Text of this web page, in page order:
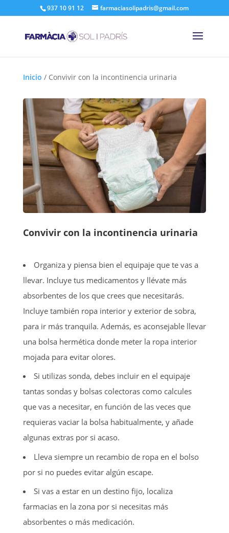
937 10 91 12 farmaciasolipadris@gmail.com
Inicio / Convivir con la incontinencia urinaria
Convivir con la incontinencia urinaria
Organiza y piensa bien el equipaje que te vas a
llevar. Incluye tus medicamentos y llévate más
absorbentes de los que crees que necesitarás.
Incluye también ropa interior y exterior de sobra,
para ir más tranquila. Además, es aconsejable llevar
una bolsa hermética donde meter la ropa interior
mojada para evitar olores.
Si utilizas sonda, debes incluir en el equipaje
tantas sondas y bolsas colectoras como calcules
que vas a necesitar, en función de las veces que
requieras vaciar la bolsa habitualmente, y añade
algunas extras por si acaso.
Lleva siempre un recambio de ropa en el bolso
por si no puedes evitar algún escape.
Si vas a estar en un destino fijo, localiza
farmacias en la zona por si necesitas más
absorbentes o más medicación.